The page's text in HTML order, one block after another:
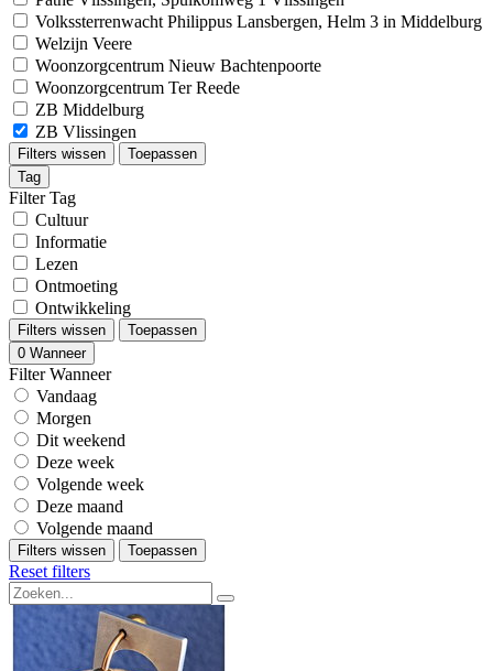
Volkssterrenwacht Philippus Lansbergen, Helm 3 in Middelburg
Welzijn Veere
Woonzorgcentrum Nieuw Bachtenpoorte
Woonzorgcentrum Ter Reede
ZB Middelburg
ZB Vlissingen
Filters wissen
Toepassen
Tag
Filter Tag
Cultuur
Informatie
Lezen
Ontmoeting
Ontwikkeling
Filters wissen
Toepassen
0 Wanneer
Filter Wanneer
Vandaag
Morgen
Dit weekend
Deze week
Volgende week
Deze maand
Volgende maand
Filters wissen Toepassen
Reset filters